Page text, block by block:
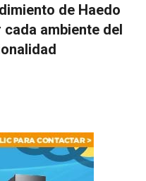
de Haedo
ambiente del